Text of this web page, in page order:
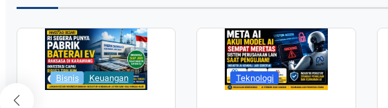
Bisnis Keuangan Teknologi